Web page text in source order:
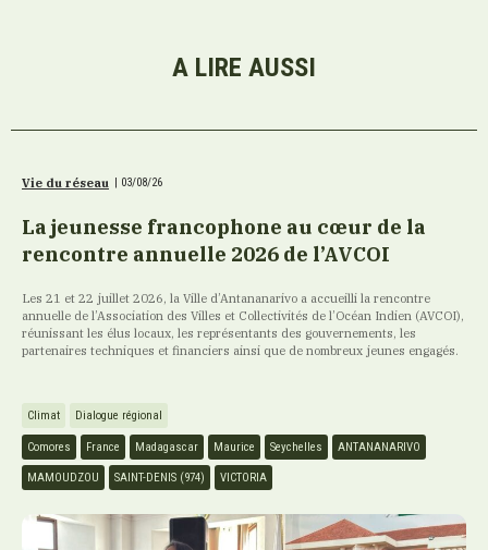
A LIRE AUSSI
Vie du réseau | 03/08/26
La jeunesse francophone au cœur de la
rencontre annuelle 2026 de l’AVCOI
Les 21 et 22 juillet 2026, la Ville d’Antananarivo a accueilli la rencontre
annuelle de l’Association des Villes et Collectivités de l’Océan Indien (AVCOI),
réunissant les élus locaux, les représentants des gouvernements, les
partenaires techniques et financiers ainsi que de nombreux jeunes engagés.
Climat Dialogue régional
Comores France Madagascar Maurice Seychelles ANTANANARIVO
MAMOUDZOU SAINT-DENIS (974) VICTORIA